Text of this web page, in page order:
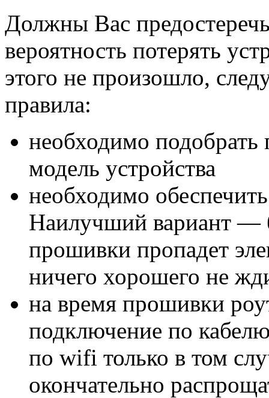
Должны Вас
вероятность потерять
этого не произошло,
правила:
необходимо
модель устройства
необходимо
Наилучший вариант —
прошивки пропадет
ничего хорошего не
на время прошивки
подключение по
по wifi только в том
окончательно